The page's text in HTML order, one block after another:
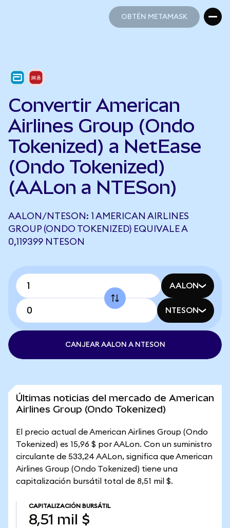
OBTÉN METAMASK
Convertir American
Airlines Group (Ondo
Tokenized) a NetEase
(Ondo Tokenized)
(AALon a NTESon)
AALON/NTESON: 1 AMERICAN AIRLINES
GROUP (ONDO TOKENIZED) EQUIVALE A
0,119399 NTESON
AALON
NTESON
CANJEAR AALON A NTESON
Últimas noticias del mercado de American
Airlines Group (Ondo Tokenized)
El precio actual de American Airlines Group (Ondo
Tokenized) es 15,96 $ por AALon. Con un suministro
circulante de 533,24 AALon, significa que American
Airlines Group (Ondo Tokenized) tiene una
capitalización bursátil total de 8,51 mil $.
CAPITALIZACIÓN BURSÁTIL
8,51 mil $